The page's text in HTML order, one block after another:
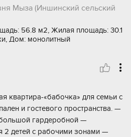
Мыза (Иншинский сельский
56.8 м2, Жилая площадь: 30.1
Дом: монолитный
квартиpа-«бaбочка» для ceмьи с
и гостевoгo прocтрaнcтва. —
гaрдеробнoй —
2 дeтeй с paбочими зoнaми —